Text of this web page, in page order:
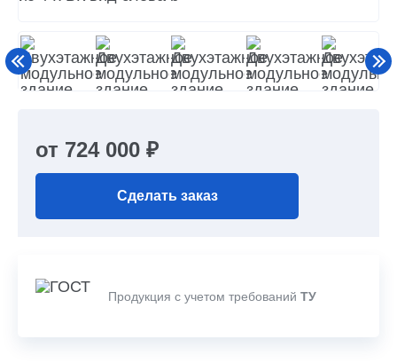
от 724 000 ₽
Сделать заказ
Продукция с учетом требований ТУ